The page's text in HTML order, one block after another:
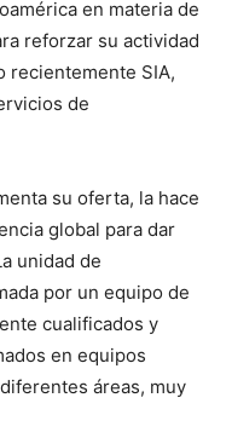
en materia de
reforzar su actividad
recientemente SIA,
de
su oferta, la hace
global para dar
unidad de
por un equipo de
cualificados y
en equipos
áreas, muy